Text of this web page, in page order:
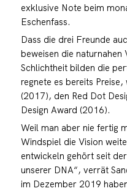
exklusive Note beim
Eschenfass.
Dass die drei Freunde
beweisen die naturnahen
Schlichtheit bilden die
regnete es bereits
(2017), den Red Dot
Design Award (2016).
Weil man aber nie fertig
Windspiel die Vision
entwickeln gehört seit
unserer DNA“, verrät
im Dezember 2019